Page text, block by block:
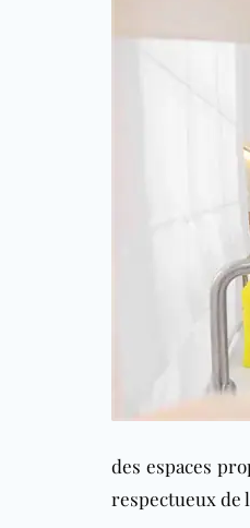
des espaces
respectueux de